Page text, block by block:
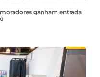
ganham entrada